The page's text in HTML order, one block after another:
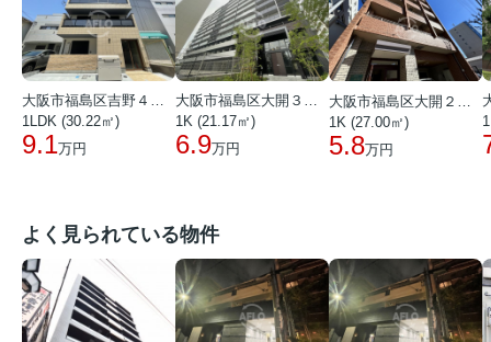
大阪市福島区吉野４丁目
1LDK (30.22㎡)
9.1万円
大阪市福島区大開３丁目
1K (21.17㎡)
6.9万円
1K (27.00㎡)
5.8万円
よく見られている物件